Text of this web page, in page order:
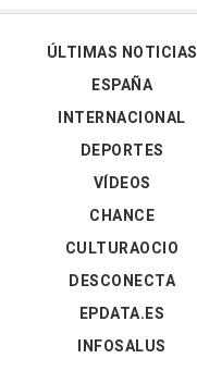
ÚLTIMAS NOTICIAS
ESPAÑA
INTERNACIONAL
DEPORTES
VÍDEOS
CHANCE
CULTURAOCIO
DESCONECTA
EPDATA.ES
INFOSALUS